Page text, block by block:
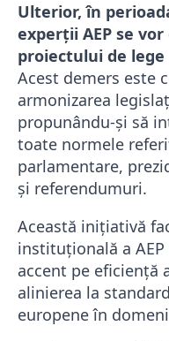
Ulterior, în
experții AEP se
proiectului de
Acest demers este
armonizarea
propunându-și să
toate normele
parlamentare,
și referendumuri.
Această inițiativă
instituțională a
accent pe eficiență
alinierea la
europene în